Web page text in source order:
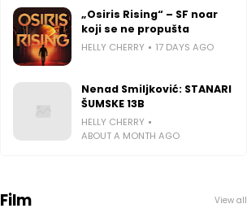
„Osiris Rising“ – SF noar
koji se ne propušta
HELLY CHERRY 17 DAYS AGO
Nenad Smiljković: STANARI
ŠUMSKE 13B
HELLY CHERRY
ABOUT A MONTH AGO
Film View all